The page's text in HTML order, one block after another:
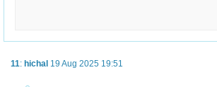
11: hichal 19 Aug 2025 19:51